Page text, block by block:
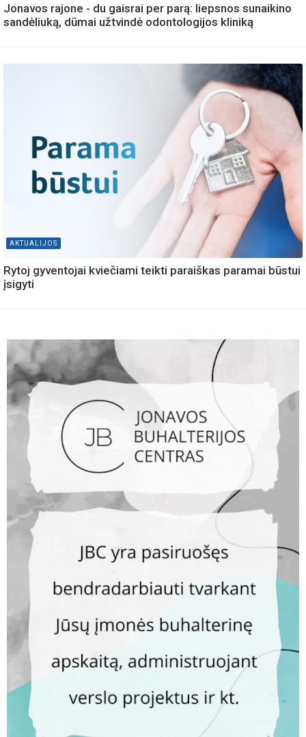
Jonavos rajone - du gaisrai per parą: liepsnos sunaikino
sandėliuką, dūmai užtvindė odontologijos kliniką
AKTUALIJOS
Rytoj gyventojai kviečiami teikti paraiškas paramai būstui
įsigyti